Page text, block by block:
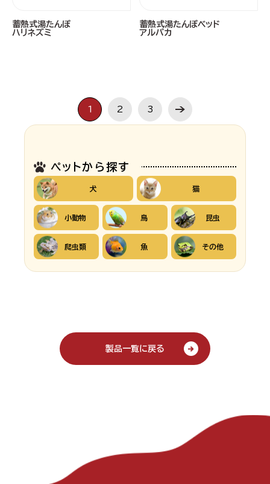
蓄熱式湯たんぽ
ハリネズミ
蓄熱式湯たんぽベッド
アルパカ
1 2 3
ペットから探す
犬 猫
小動物 鳥 昆虫
爬虫類 魚 その他
製品一覧に戻る